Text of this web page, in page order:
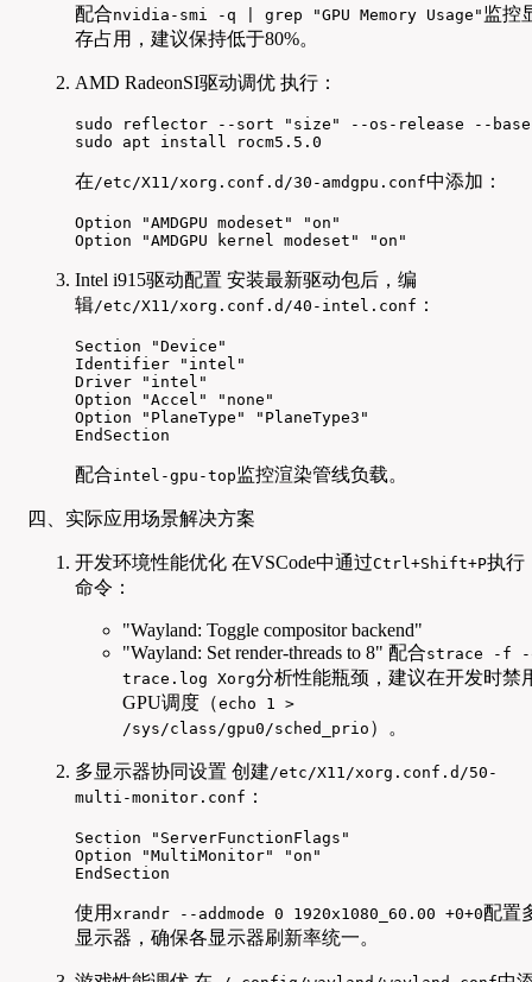
配合nvidia-smi -q | grep "GPU Memory Usage" 监控
存占用，建议保持低于80%。
AMD RadeonSI驱动调优 执行：
sudo reflector --sort "size" --os-release --
sudo apt install rocm5.5.0
在/etc/X11/xorg.conf.d/30-amdgpu.conf中添加：
Option "AMDGPU modeset" "on"
Option "AMDGPU kernel modeset" "on"
Intel i915驱动配置 安装最新驱动包后，编
辑/etc/X11/xorg.conf.d/40-intel.conf ：
Section "Device"
Identifier "intel"
Driver "intel"
Option "Accel" "none"
Option "PlaneType" "PlaneType3"
EndSection
配合intel-gpu-top监控渲染管线负载。
四、实际应用场景解决方案
开发环境性能优化 在VSCode中通过Ctrl+Shift+P执行
命令：
"Wayland: Toggle compositor backend"
"Wayland: Set render-threads to 8" 配合strace -f -
trace.log Xorg分析性能瓶颈，建议在开发时禁
GPU调度（echo 1 >
/sys/class/gpu0/sched_prio ）。
多显示器协同设置 创建/etc/X11/xorg.conf.d/50-
multi-monitor.conf ：
Section "ServerFunctionFlags"
Option "MultiMonitor" "on"
EndSection
使用 xrandr --addmode 0 1920x1080_60.00 +0+0配置
显示器，确保各显示器刷新率统一。